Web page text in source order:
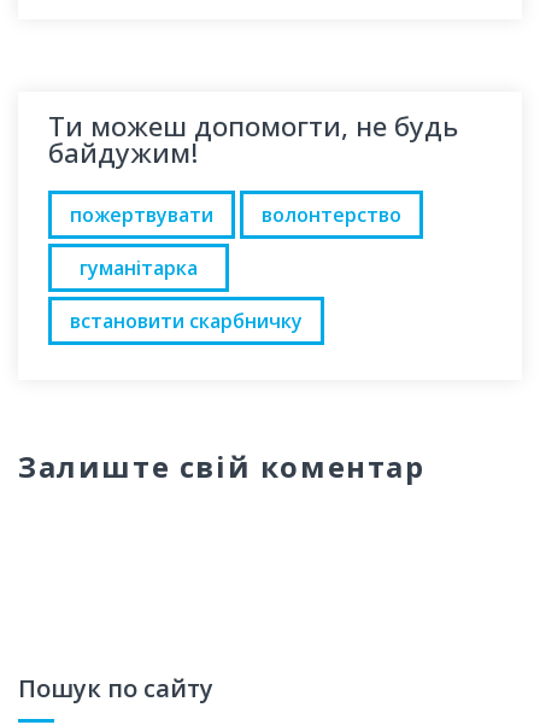
Ти можеш допомогти, не будь
байдужим!
пожертвувати
волонтерство
гуманітарка
встановити скарбничку
Залиште свій коментар
Пошук по сайту